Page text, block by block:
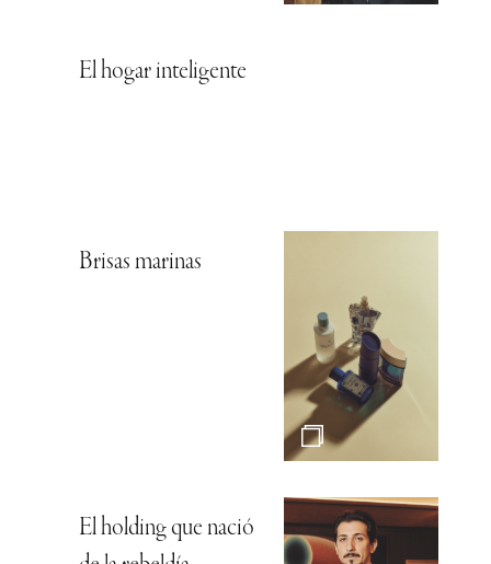
El hogar inteligente
Brisas marinas
El holding que nació